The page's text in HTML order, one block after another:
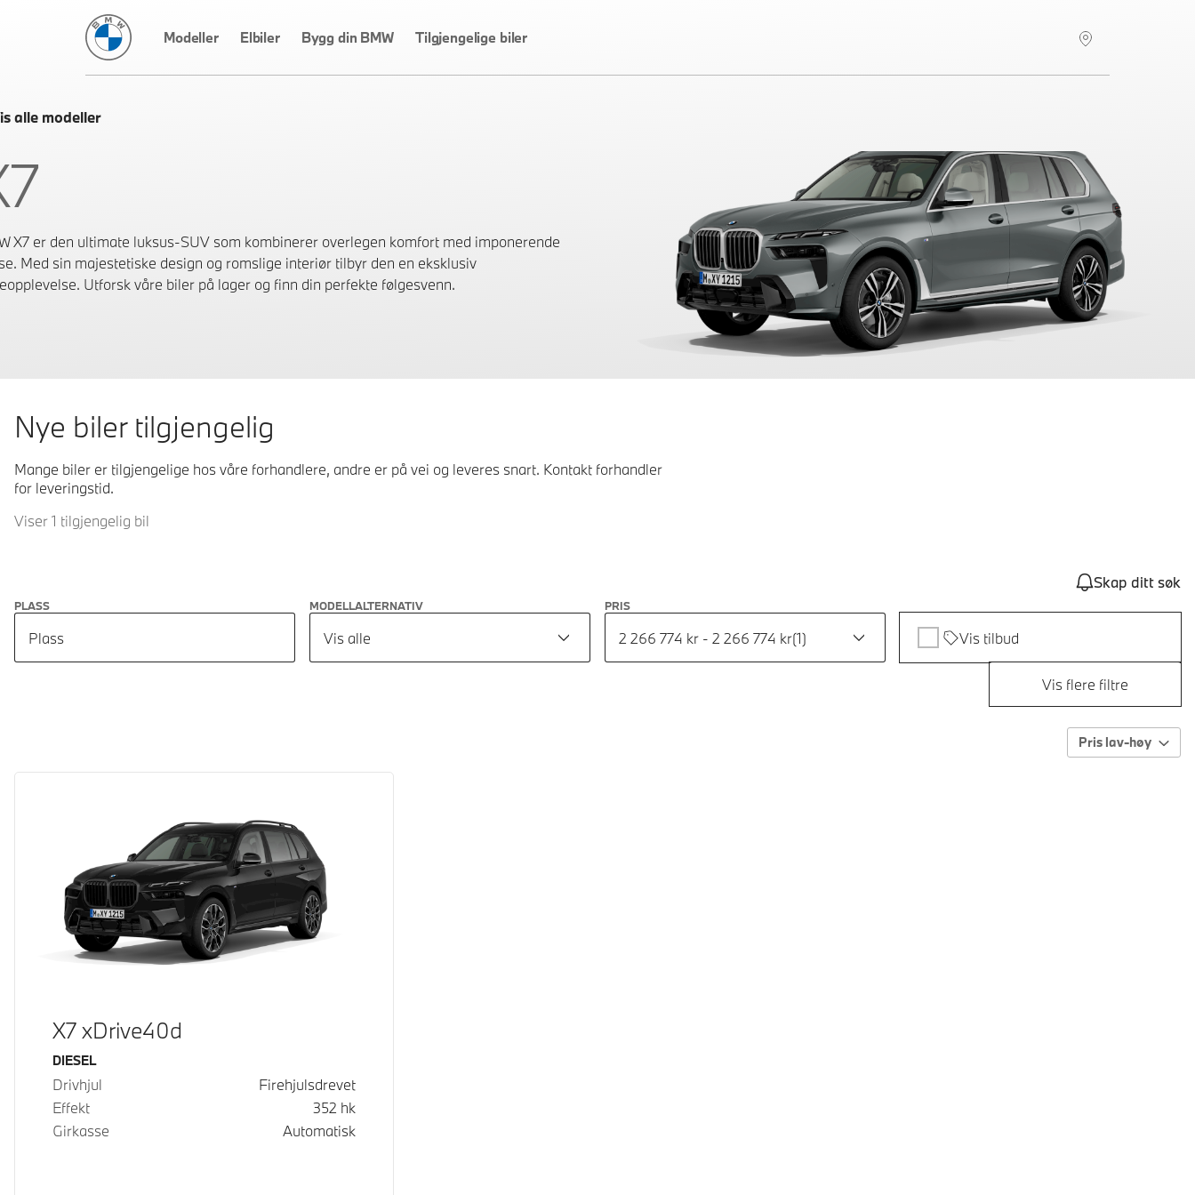
BMW Norge
Modeller Elbiler Bygg din BMW Tilgjengelige biler
alle modeller
X7 er den ultimate luksus-SUV som kombinerer overlegen komfort med imponerende
Med sin majestetiske design og romslige interiør tilbyr den en eksklusiv
Utforsk våre biler på lager og finn din perfekte følgesvenn.
Nye biler tilgjengelig
Mange biler er tilgjengelige hos våre forhandlere, andre er på vei og leveres snart. Kontakt forhandler
for leveringstid.
Viser 1 tilgjengelig bil
Skap ditt søk
PLASS
Plass
MODELLALTERNATIV
Vis alle
PRIS
2 266 774 kr - 2 266 774 kr(1) Vis tilbud
Vis flere filtre
Pris lav-høy
X7 xDrive40d
Drivstoff
DIESEL
Drivhjul
Firehjulsdrevet
Effekt
352 hk
Girkasse
Automatisk